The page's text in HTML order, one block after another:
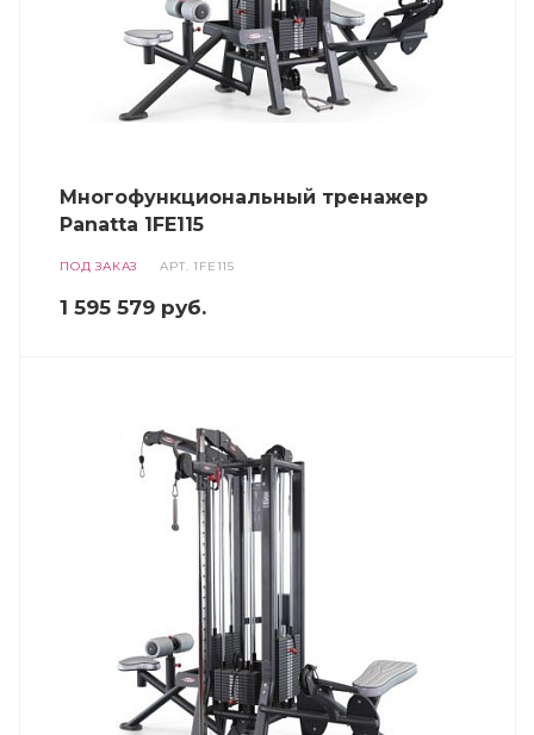
Многофункциональный тренажер
Panatta 1FE115
ПОД ЗАКАЗ АРТ.1FE115
1 595 579 руб.